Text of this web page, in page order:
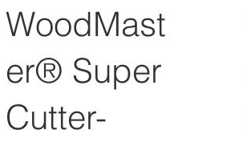
WoodMast
er® Super
Cutter-